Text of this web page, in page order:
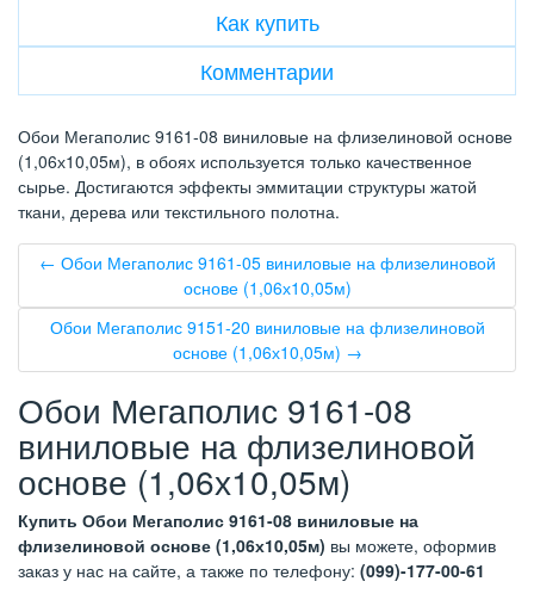
Как купить
Комментарии
Обои Мегаполис 9161-08 виниловые на флизелиновой основе
(1,06х10,05м), в обоях используется только качественное
сырье. Достигаются эффекты эммитации структуры жатой
ткани, дерева или текстильного полотна.
← Обои Мегаполис 9161-05 виниловые на флизелиновой
основе (1,06х10,05м)
Обои Мегаполис 9151-20 виниловые на флизелиновой
основе (1,06х10,05м) →
Обои Мегаполис 9161-08
виниловые на флизелиновой
основе (1,06х10,05м)
Купить Обои Мегаполис 9161-08 виниловые на
флизелиновой основе (1,06х10,05м) вы можете, оформив
заказ у нас на сайте, а также по телефону: (099)-177-00-61